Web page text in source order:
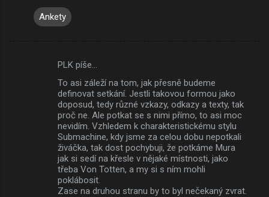
Ankety
PLK píše…
To asi záleží na tom, jak přesně budeme
definovat setkání. Jestli takovou formou jako
doposud, tedy různé vzkazy, odkazy a texty, tak
proč ne. Ale potkat se s nimi přímo, to asi moc
nevidím. Vzhledem k charakteristickému stylu
Submachine, kdy jsme za celou dobu nepotkali
živáčka, tak dost pochybuji, že potkáme Mura
jak si sedí na křesle v nějaké místnosti, jako
třeba Von Totten, a my si s ním mohli
poklábosit.
Zase na druhou stranu by to byl nečekaný zvrat.